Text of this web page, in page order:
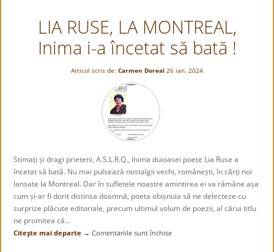
Cuza
făuritorul
Unirii
Principatelor
Române-
LIA RUSE, LA MONTREAL,
Inima i-a încetat să bată !
Articol scris de: Carmen Doreal 26 ian. 2024
Stimați și dragi prieteni, A.S.L.R.Q., Inima duioasei poete Lia Ruse a
încetat să bată. Nu mai pulsează nostalgii vechi, românești, în cărți noi
lansate la Montreal. Dar în sufletele noastre amintirea ei va rămâne așa
cum și-ar fi dorit distinsa doamnă; poeta obișnuia să ne delecteze cu
surprize plăcute editoriale, precum ultimul volum de poezii, al cărui titlu
ne promitea că...
Citeşte mai departe → Comentariile sunt închise